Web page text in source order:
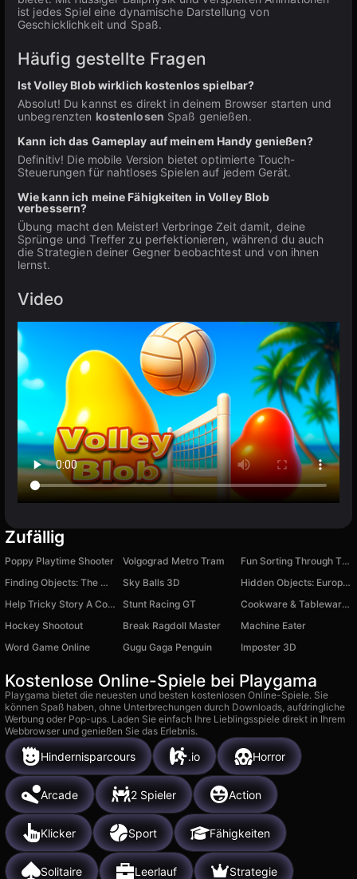
ist jedes Spiel eine dynamische Darstellung von
Geschicklichkeit und Spaß.
Häufig gestellte Fragen
Ist Volley Blob wirklich kostenlos spielbar?
Absolut! Du kannst es direkt in deinem Browser starten und
unbegrenzten kostenlosen Spaß genießen.
Kann ich das Gameplay auf meinem Handy genießen?
Definitiv! Die mobile Version bietet optimierte Touch-
Steuerungen für nahtloses Spielen auf jedem Gerät.
Wie kann ich meine Fähigkeiten in Volley Blob
verbessern?
Übung macht den Meister! Verbringe Zeit damit, deine
Sprünge und Treffer zu perfektionieren, während du auch
die Strategien deiner Gegner beobachtest und von ihnen
lernst.
Video
Zufällig
Poppy Playtime Shooter Volgograd Metro Tram
Fun Sorting Through The Shelves
Finding Objects: The Mystery of the Private Office
Sky Balls 3D
Hidden Objects: European Journey
Help Tricky Story A Complicated Story
Stunt Racing GT
Cookware & Tableware Trivia
Hockey Shootout
Break Ragdoll Master
Machine Eater
Word Game Online
Gugu Gaga Penguin Imposter 3D
Kostenlose Online-Spiele bei Playgama
Playgama bietet die neuesten und besten kostenlosen Online-Spiele. Sie
können Spaß haben, ohne Unterbrechungen durch Downloads, aufdringliche
Werbung oder Pop-ups. Laden Sie einfach Ihre Lieblingsspiele direkt in Ihrem
Webbrowser und genießen Sie das Erlebnis.
Hindernisparcours .io Horror
Arcade 2 Spieler Action
Klicker Sport Fähigkeiten
Solitaire Leerlauf Strategie